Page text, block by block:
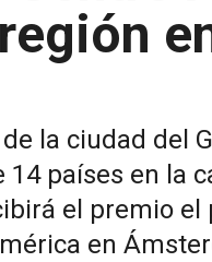
la ciudad del
países en la
el premio
en